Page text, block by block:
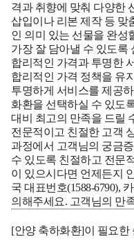
격과 취향에 맞춰 다양한
삽입이나 리본 제작 등 맞
인 의미 있는 선물을 완성
가장 잘 담아낼 수 있도록
합리적인 가격과 투명한
합리적인 가격 정책을 유
투명하게 서비스를 제공
화환을 선택하실 수 있도
대비 최고의 만족을 드릴
전문적이고 친절한 고객
과정에서 고객님의 궁금
수 있도록 친절하고 전문
이 있으시다면 언제든지
국 대표번호(1588-6790),
의해주세요. 고객님의 만
[안양 축하화환]이 필요한